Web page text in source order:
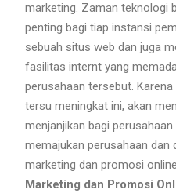
marketing. Zaman teknologi
penting bagi tiap instansi
sebuah situs web dan juga
fasilitas internt yang
perusahaan tersebut.
tersu meningkat ini, akan
menjanjikan bagi
memajukan perusahaan dan
marketing dan promosi
Marketing dan Promosi